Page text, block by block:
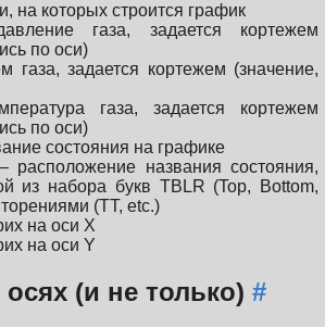
на которых строится график
газа, задается кортежем
по оси)
газа, задается кортежем (значение,
газа, задается кортежем
по оси)
состояния на графике
расположение названия состояния,
из набора букв TBLR (Top, Bottom,
(TT, etc.)
на оси X
на оси Y
(и не только) #